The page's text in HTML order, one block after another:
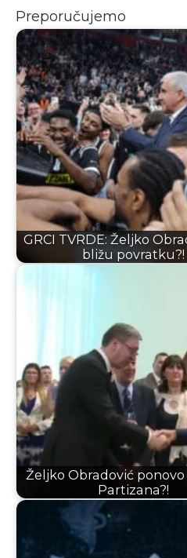
Preporučujemo
GRCI TVRDE: Željko
bližu povratku?!
Željko Obradović
Partizana?!